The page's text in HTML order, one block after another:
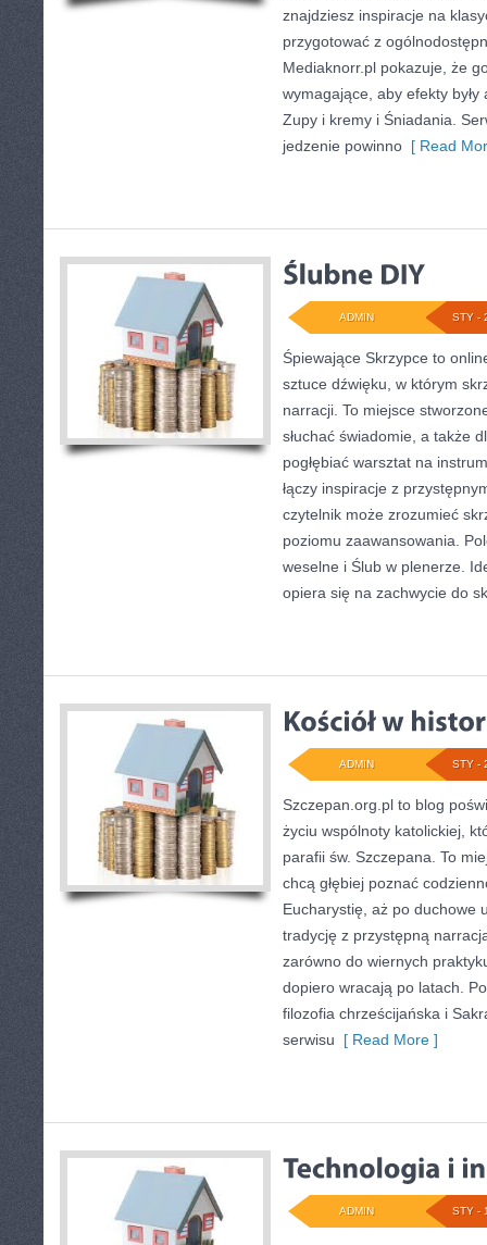
znajdziesz inspiracje na
przygotować z
Mediaknorr.pl pokazuje, że
wymagające, aby efekty
Zupy i kremy i Śniadania.
jedzenie powinno [ Read
STY -
ADMIN
Śpiewające Skrzypce to
sztuce dźwięku, w którym
narracji. To miejsce
słuchać świadomie, a także
pogłębiać warsztat na
łączy inspiracje z
czytelnik może zrozumieć
poziomu zaawansowania.
weselne i Ślub w plenerze.
opiera się na zachwycie do
STY -
ADMIN
Szczepan.org.pl to blog
życiu wspólnoty katolickiej,
parafii św. Szczepana. To
chcą głębiej poznać
Eucharystię, aż po duchowe
tradycję z przystępną
zarówno do wiernych
dopiero wracają po latach.
filozofia chrześcijańska i
serwisu [ Read More ]
STY -
ADMIN